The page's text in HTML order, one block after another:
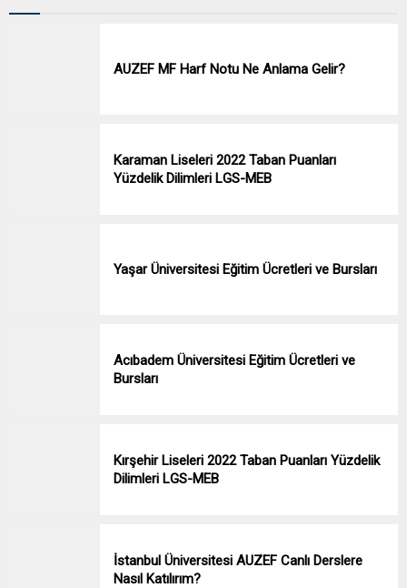
AUZEF MF Harf Notu Ne Anlama Gelir?
Karaman Liseleri 2022 Taban Puanları
Yüzdelik Dilimleri LGS-MEB
Yaşar Üniversitesi Eğitim Ücretleri ve Bursları
Acıbadem Üniversitesi Eğitim Ücretleri ve
Bursları
Kırşehir Liseleri 2022 Taban Puanları Yüzdelik
Dilimleri LGS-MEB
İstanbul Üniversitesi AUZEF Canlı Derslere
Nasıl Katılırım?